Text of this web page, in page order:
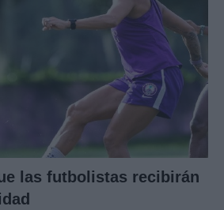
las futbolistas recibirán